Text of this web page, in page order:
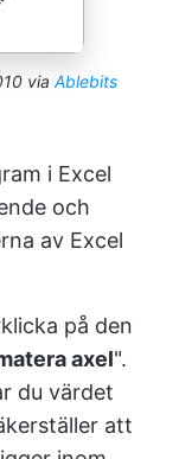
via Ablebits
i Excel
och
av Excel
på den
axel".
du värdet
att